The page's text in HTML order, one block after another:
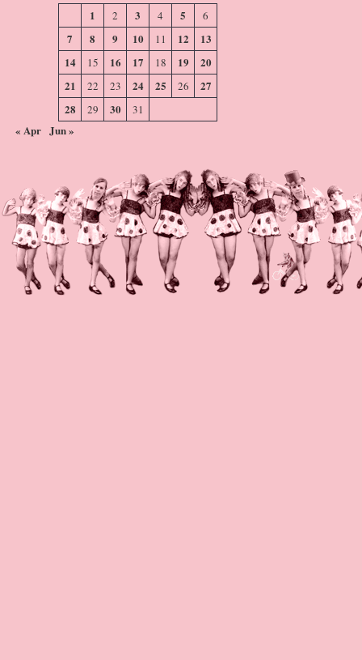
1
2 3 4 5 6
7 8 9 10 11 12
13
14
15 16 17 18 19
20
21
22 23 24 25 26
27
28
29 30 31
« Apr Jun »